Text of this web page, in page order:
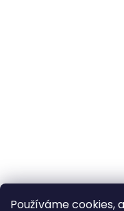
Používáme cookies,